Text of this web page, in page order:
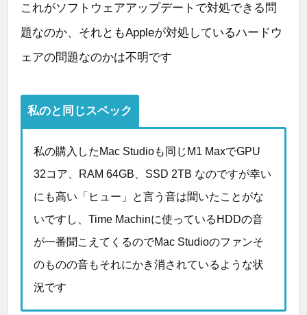
これがソフトウェアアップデートで対処できる問
題なのか、それともAppleが対処しているハードウ
ェアの問題なのかは不明です
私のと同じスペック
私の購入したMac Studioも同じM1 MaxでGPU
32コア、RAM 64GB、SSD 2TB なのですが幸い
にも高い「ヒュー」と言う音は聞いたことがな
いですし、Time Machinに使っているHDDの音
が一番聞こえてくるのでMac Studioのファンそ
のものの音もそれにかき消されているような状
況です